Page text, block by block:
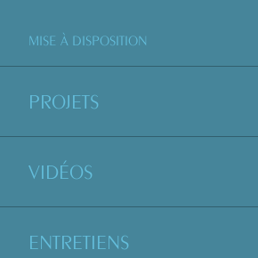
MISE À DISPOSITION
PROJETS
VIDÉOS
ENTRETIENS